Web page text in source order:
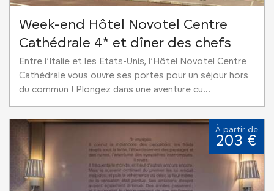
Week-end Hôtel Novotel Centre
Cathédrale 4* et dîner des chefs
Entre l’Italie et les Etats-Unis, l’Hôtel Novotel Centre
Cathédrale vous ouvre ses portes pour un séjour hors
du commun ! Plongez dans une aventure cu...
À partir de
203 €